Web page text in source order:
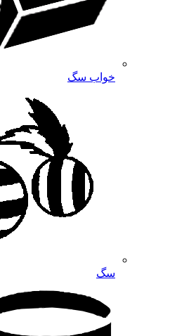
خواب سگ
سگ